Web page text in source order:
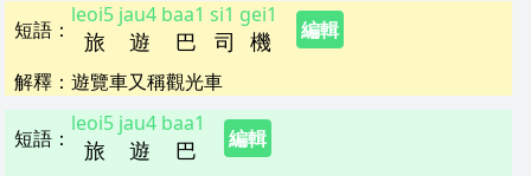
短語 ： 旅
leoi5
遊
jau4
巴
baa1
司
si1
機
gei1
編輯
解釋 ： 遊覽車又稱觀光車
短語 ： 旅
leoi5
遊
jau4
巴
baa1
編輯